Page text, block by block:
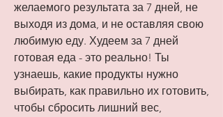
желаемого результата за 7 дней, не
выходя из дома, и не оставляя свою
любимую еду. Худеем за 7 дней
готовая еда - это реально! Ты
узнаешь, какие продукты нужно
выбирать, как правильно их готовить,
чтобы сбросить лишний вес,